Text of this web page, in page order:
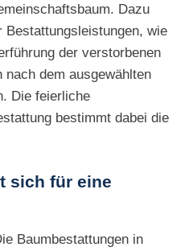
Dazu
Bestattungsleistungen, wie
der verstorbenen
dem ausgewählten
Die feierliche
bestimmt dabei die
sich für eine
Baumbestattungen in